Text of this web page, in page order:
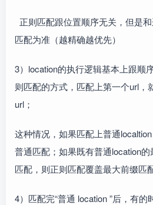
正则匹配跟位置顺序无关，但是
匹配为准（越精确越优先）
3）location的执行逻辑基本上跟顺
则匹配的方式，匹配上第一个url，
url；
这种情况，如果匹配上普通
普通匹配；如果既有普通location
匹配，则正则匹配覆盖最大前缀匹配
4）匹配完“普通 location ”后，有的